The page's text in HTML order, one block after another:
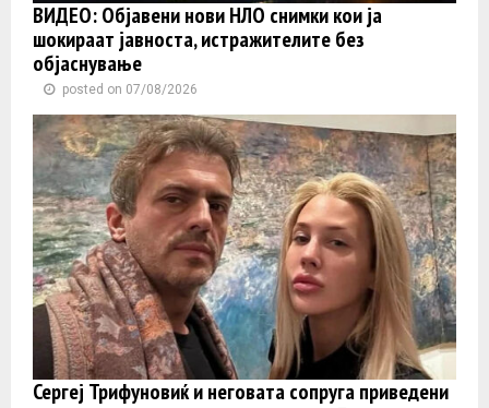
ВИДЕО: Објавени нови НЛО снимки кои ја
шокираат јавноста, истражителите без
објаснување
posted on 07/08/2026
Сергеј Трифуновиќ и неговата сопруга приведени